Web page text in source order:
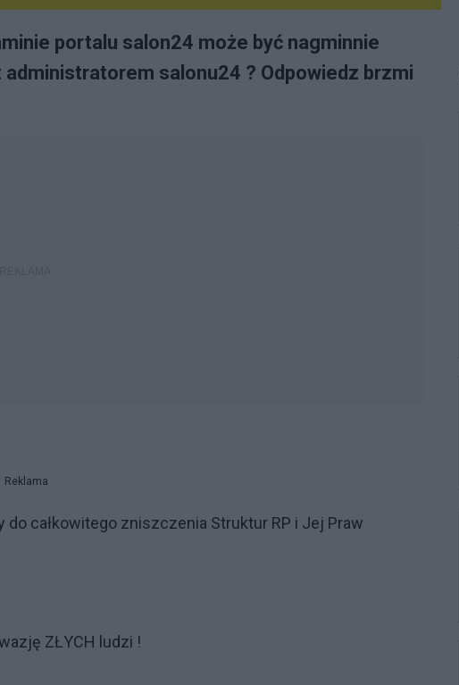
portalu salon24 może być nagminnie
salonu24 ? Odpowiedz brzmi
Reklama
całkowitego zniszczenia Struktur RP i Jej Praw
ZŁYCH ludzi !